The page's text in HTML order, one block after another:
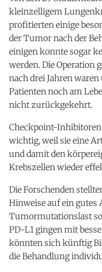
kleinzelligem
profitierten einige
der Tumor nach der
einigen konnte sogar
werden. Die Operation
nach drei Jahren
Patienten noch am
nicht zurückgekehrt.
Checkpoint-
wichtig, weil sie eine
und damit den
Krebszellen wieder
Die Forschenden
Hinweise auf ein gutes
Tumormutationslast
PD-L1 gingen mit
könnten sich künftig
die Behandlung